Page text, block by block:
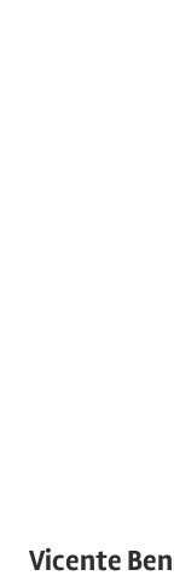
Vicente